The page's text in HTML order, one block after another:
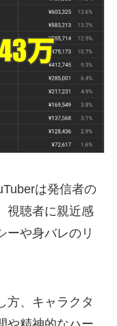
は発信者の
視聴者に親近感
ーや身バレのリ
方、キャラクタ